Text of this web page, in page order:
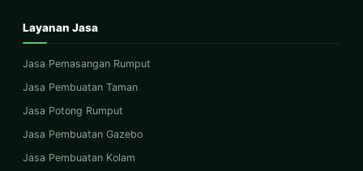
Layanan Jasa
Jasa Pemasangan Rumput
Jasa Pembuatan Taman
Jasa Potong Rumput
Jasa Pembuatan Gazebo
Jasa Pembuatan Kolam